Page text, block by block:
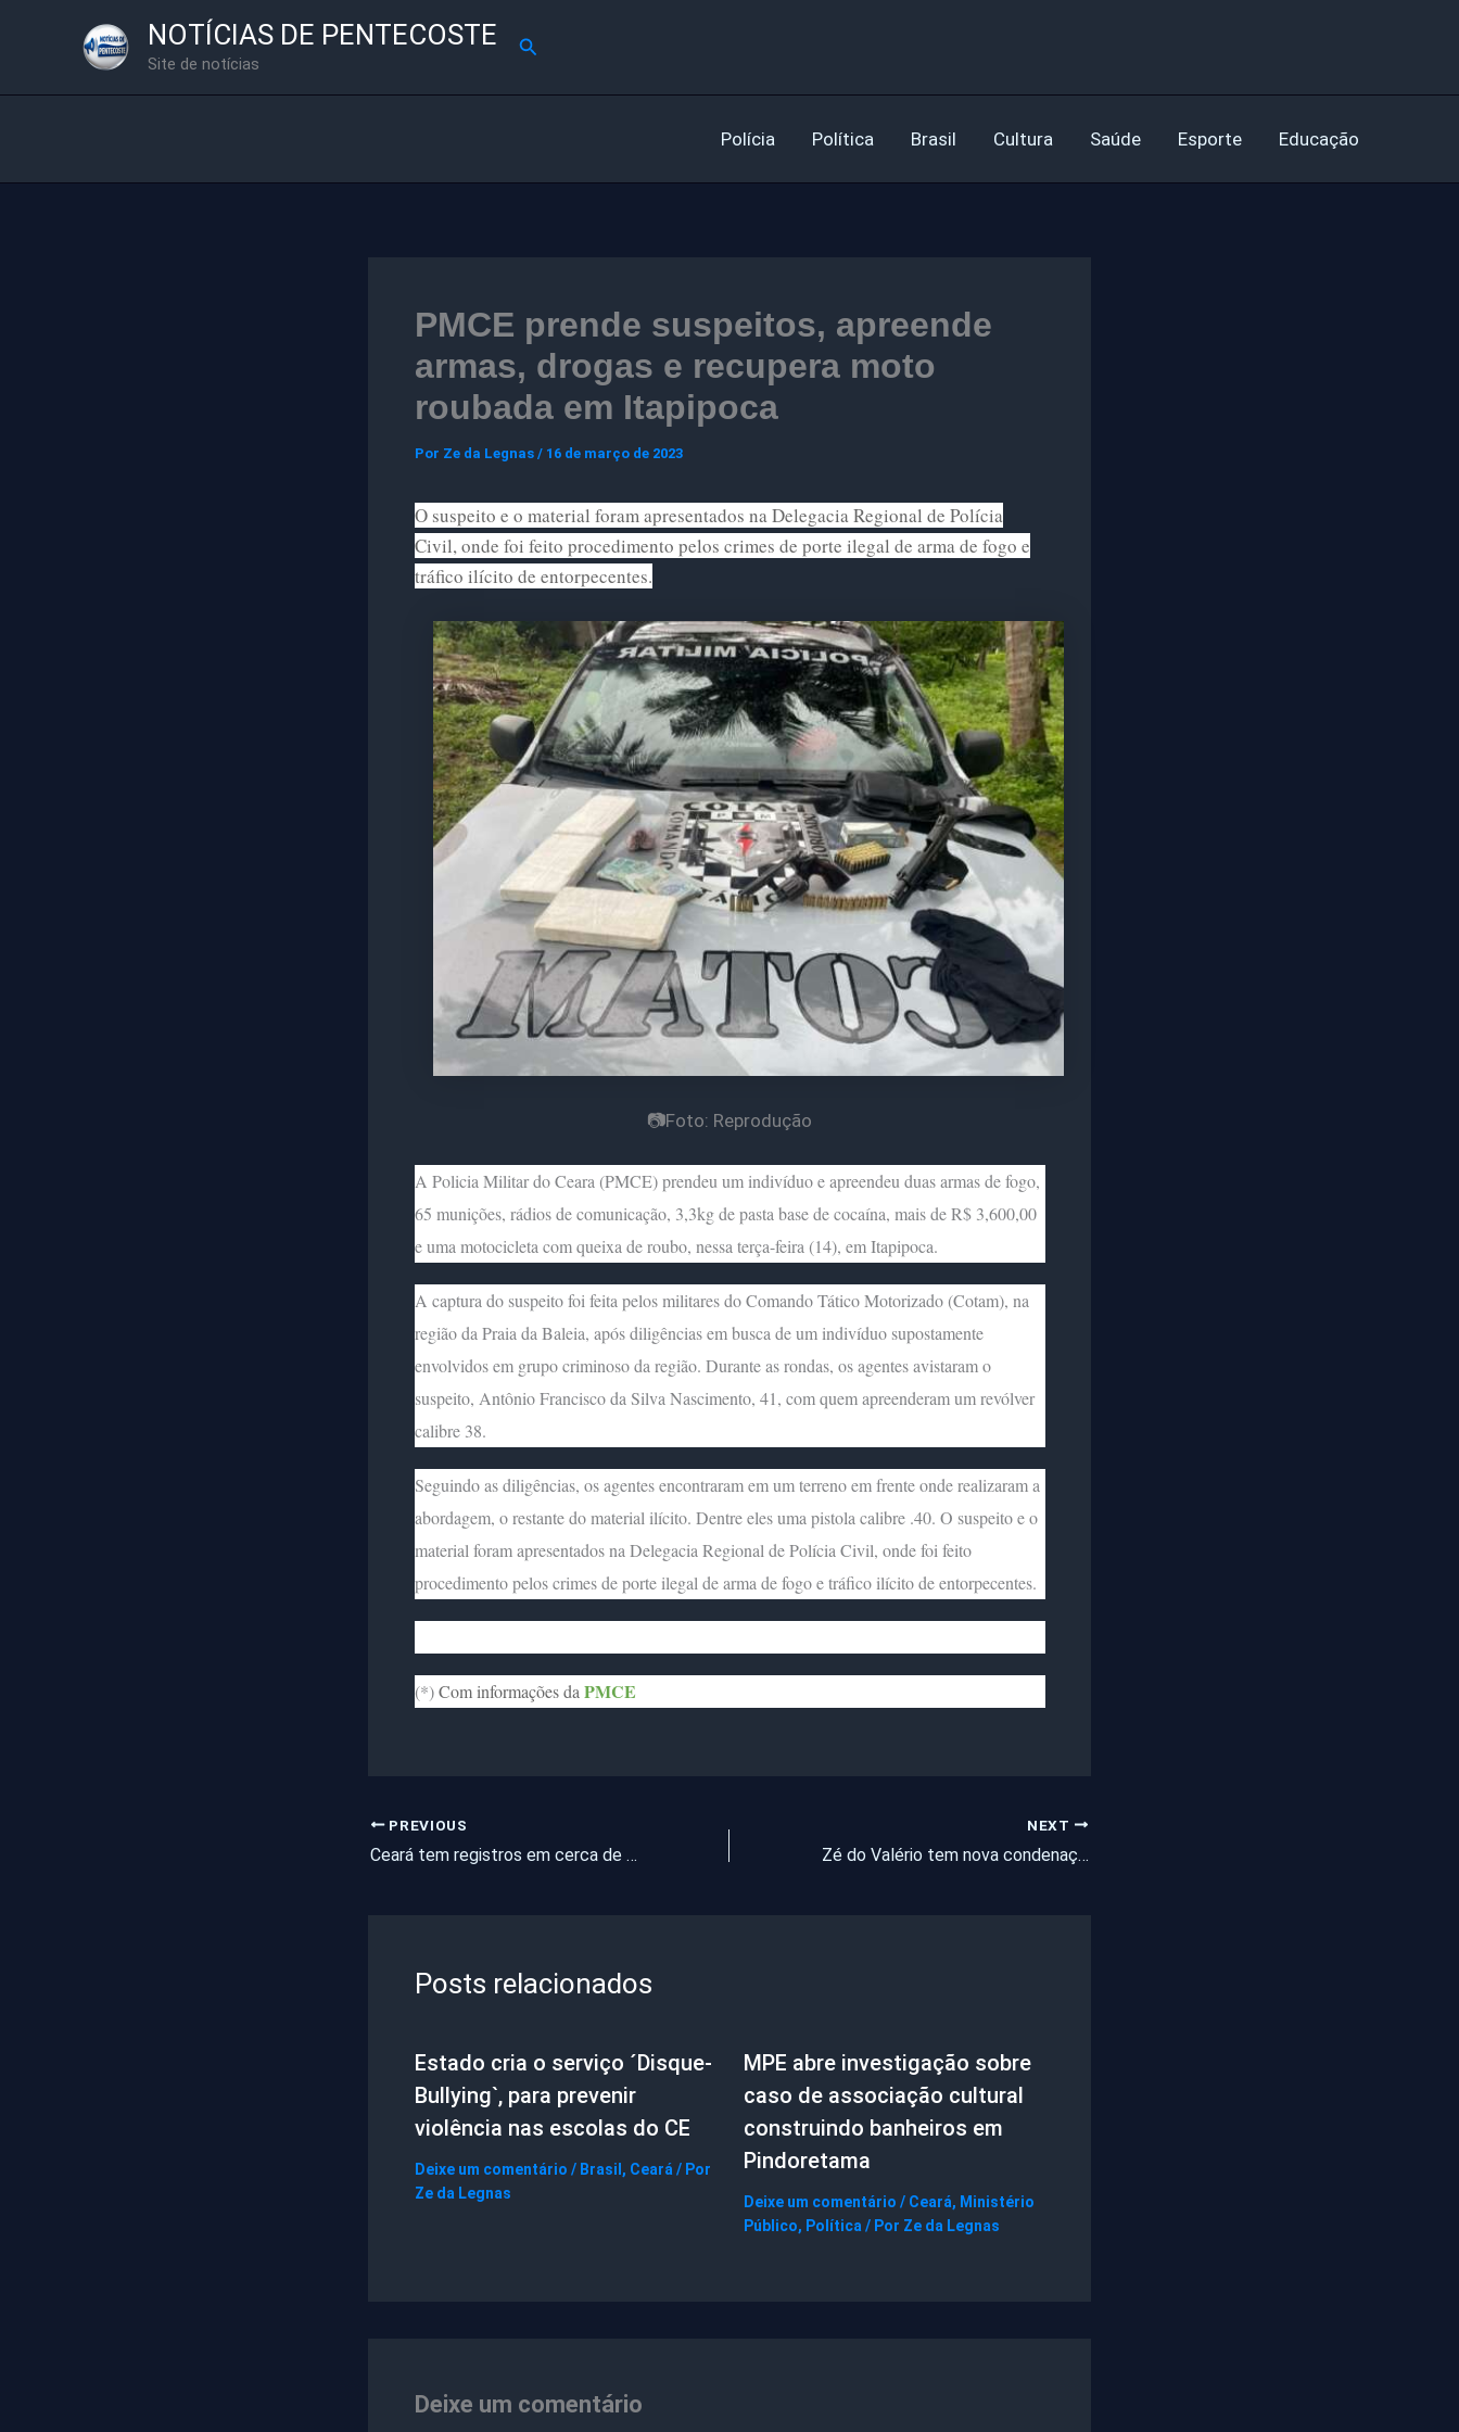
NOTÍCIAS DE PENTECOSTE
Site de notícias
Pesquisar
Polícia Política Brasil Cultura Saúde Esporte Educação
PMCE prende suspeitos, apreende
armas, drogas e recupera moto
roubada em Itapipoca
Por Ze da Legnas / 16 de março de 2023
O suspeito e o material foram apresentados na Delegacia Regional de Polícia
Civil, onde foi feito procedimento pelos crimes de porte ilegal de arma de fogo e
tráfico ilícito de entorpecentes.
📷Foto: Reprodução
A Policia Militar do Ceara (PMCE) prendeu um indivíduo e apreendeu duas armas de fogo,
65 munições, rádios de comunicação, 3,3kg de pasta base de cocaína, mais de R$ 3,600,00
e uma motocicleta com queixa de roubo, nessa terça-feira (14), em Itapipoca.
A captura do suspeito foi feita pelos militares do Comando Tático Motorizado (Cotam), na
região da Praia da Baleia, após diligências em busca de um indivíduo supostamente
envolvidos em grupo criminoso da região. Durante as rondas, os agentes avistaram o
suspeito, Antônio Francisco da Silva Nascimento, 41, com quem apreenderam um revólver
calibre 38.
Seguindo as diligências, os agentes encontraram em um terreno em frente onde realizaram a
abordagem, o restante do material ilícito. Dentre eles uma pistola calibre .40. O suspeito e o
material foram apresentados na Delegacia Regional de Polícia Civil, onde foi feito
procedimento pelos crimes de porte ilegal de arma de fogo e tráfico ilícito de entorpecentes.
(*)Com informações da PMCE
PREVIOUS
Ceará tem registros em cerca de 150 municípios; chuvas passam de 100 mm
NEXT
Zé do Valério tem nova condenação por homicídio
Posts relacionados
Estado cria o serviço ´Disque-
Bullying`, para prevenir
violência nas escolas do CE
Deixe um comentário / Brasil , Ceará / Por
Ze da Legnas
MPE abre investigação sobre
caso de associação cultural
construindo banheiros em
Pindoretama
Deixe um comentário / Ceará, Ministério
Público, Política / Por Ze da Legnas
Deixe um comentário